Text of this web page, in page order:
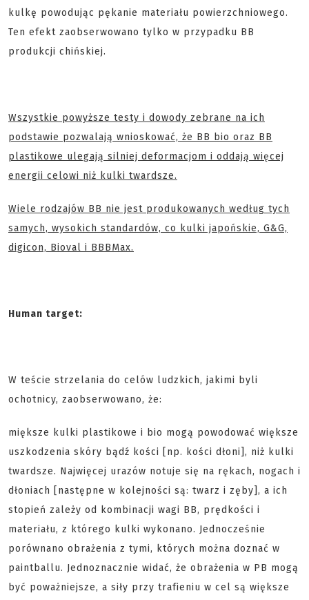
kulkę powodując pękanie materiału powierzchniowego.
Ten efekt zaobserwowano tylko w przypadku BB
produkcji chińskiej.
Wszystkie powyższe testy i dowody zebrane na ich
podstawie pozwalają wnioskować, że BB bio oraz BB
plastikowe ulegają silniej deformacjom i oddają więcej
energii celowi niż kulki twardsze.
Wiele rodzajów BB nie jest produkowanych według tych
samych, wysokich standardów, co kulki japońskie, G&G,
digicon, Bioval i BBBMax.
Human target:
W teście strzelania do celów ludzkich, jakimi byli
ochotnicy, zaobserwowano, że:
miększe kulki plastikowe i bio mogą powodować większe
uszkodzenia skóry bądź kości [np. kości dłoni], niż kulki
twardsze. Najwięcej urazów notuje się na rękach, nogach i
dłoniach [następne w kolejności są: twarz i zęby], a ich
stopień zależy od kombinacji wagi BB, prędkości i
materiału, z którego kulki wykonano. Jednocześnie
porównano obrażenia z tymi, których można doznać w
paintballu. Jednoznacznie widać, że obrażenia w PB mogą
być poważniejsze, a siły przy trafieniu w cel są większe